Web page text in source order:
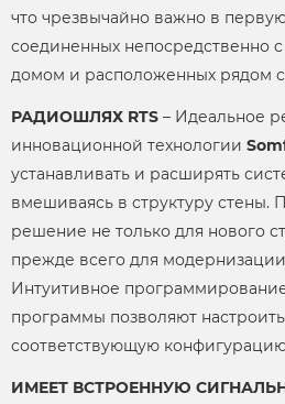
что чрезвычайно важно в
соединенных непосредственно
домом и расположенных рядом
РАДИОШЛЯХ RTS – Идеальное
инновационной технологии
устанавливать и расширять
вмешиваясь в структуру стены.
решение не только для нового
прежде всего для
Интуитивное
программы позволяют
соответствующую
ИМЕЕТ ВСТРОЕННУЮ